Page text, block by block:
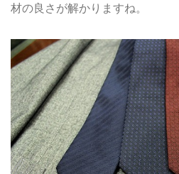
材の良さが解かりますね。